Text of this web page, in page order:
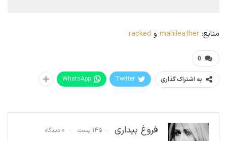
منابع: mahileather و racked
0
به اشتراک گذاری Twitter
WhatsApp
فروغ بیداری 145 پست 0 دیدگاه